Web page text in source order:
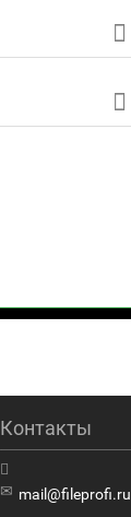
Контакты
mail@fileprofi.ru